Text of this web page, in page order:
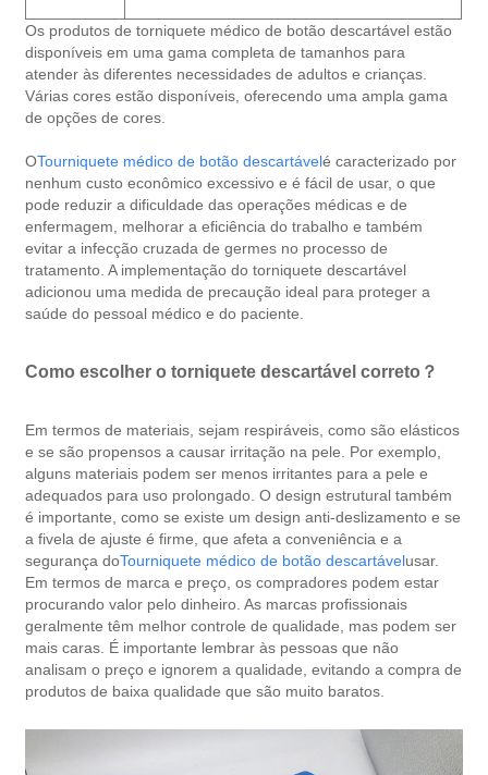
Os produtos de torniquete médico de botão descartável estão
disponíveis em uma gama completa de tamanhos para
atender às diferentes necessidades de adultos e crianças.
Várias cores estão disponíveis, oferecendo uma ampla gama
de opções de cores.
OTourniquete médico de botão descartávelé caracterizado por
nenhum custo econômico excessivo e é fácil de usar, o que
pode reduzir a dificuldade das operações médicas e de
enfermagem, melhorar a eficiência do trabalho e também
evitar a infecção cruzada de germes no processo de
tratamento. A implementação do torniquete descartável
adicionou uma medida de precaução ideal para proteger a
saúde do pessoal médico e do paciente.
Como escolher o torniquete descartável correto？
Em termos de materiais, sejam respiráveis, como são elásticos
e se são propensos a causar irritação na pele. Por exemplo,
alguns materiais podem ser menos irritantes para a pele e
adequados para uso prolongado. O design estrutural também
é importante, como se existe um design anti-deslizamento e se
a fivela de ajuste é firme, que afeta a conveniência e a
segurança doTourniquete médico de botão descartávelusar.
Em termos de marca e preço, os compradores podem estar
procurando valor pelo dinheiro. As marcas profissionais
geralmente têm melhor controle de qualidade, mas podem ser
mais caras. É importante lembrar às pessoas que não
analisam o preço e ignorem a qualidade, evitando a compra de
produtos de baixa qualidade que são muito baratos.